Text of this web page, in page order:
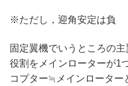
※ただし，迎角安定は負
固定翼機でいうところの
役割をメインローターが1
コプター≒メインローター